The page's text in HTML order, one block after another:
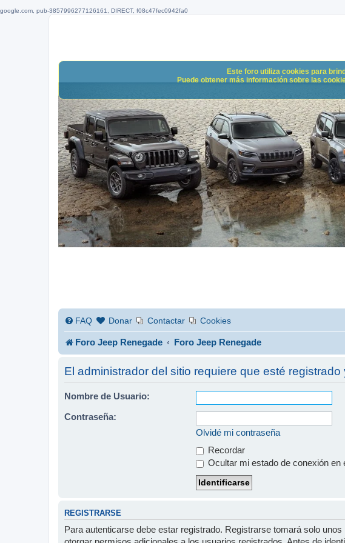
google.com, pub-3857996277126161, DIRECT, f08c47fec0942fa0
FAQ Donar Contactar Cookies
Foro Jeep Renegade Foro Jeep Renegade
El administrador del sitio requiere que esté
Nombre de Usuario:
Contraseña:
Olvidé mi contraseña
Recordar
Ocultar mi estado de conexión en
REGISTRARSE
Para autenticarse debe estar registrado. Registrarse tomará solo
Este foro utiliza cookies para
Puede obtener más información sobre las